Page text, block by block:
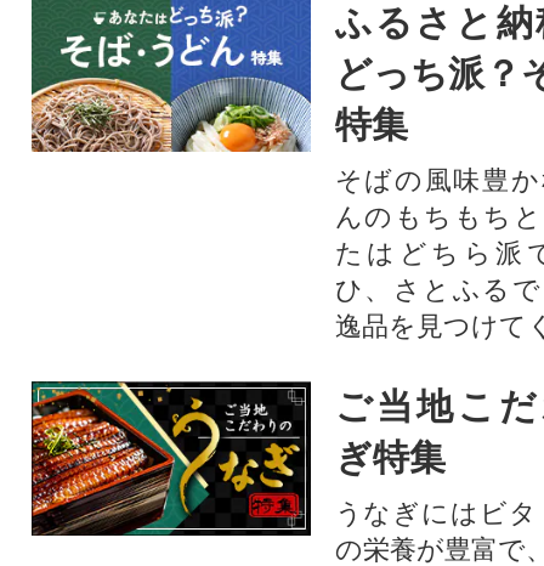
ふるさと
どっち派？
特集
そばの風味豊
んのもちもち
たはどちら派
ひ、さとふる
逸品を見つけて
ご当地こ
ぎ特集
うなぎにはビ
の栄養が豊富で